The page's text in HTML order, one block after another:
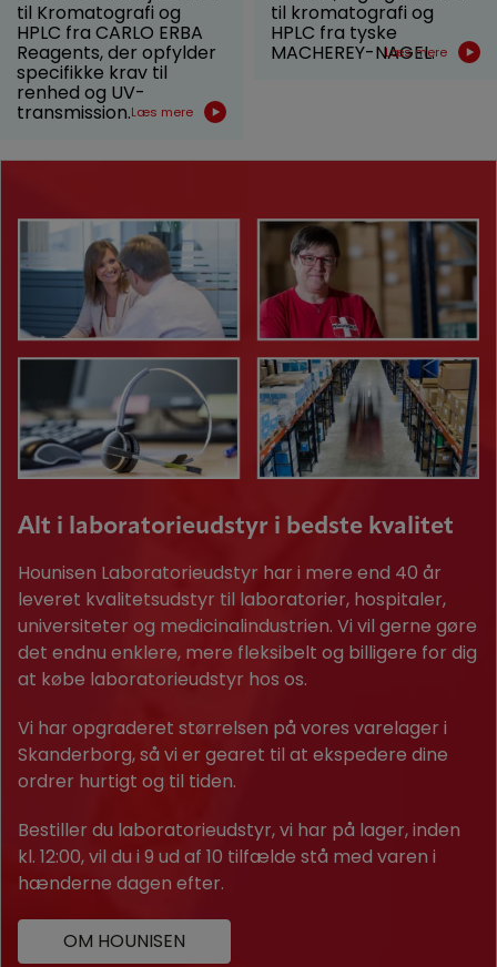
til Kromatografi og
HPLC fra CARLO ERBA
Reagents, der opfylder
specifikke krav til
renhed og UV-
transmission.Læs mere
til kromatografi og
HPLC fra tyske
MACHEREY-NAGEL.
Læs mere
Alt i laboratorieudstyr i bedste kvalitet
Hounisen Laboratorieudstyr har i mere end 40 år
leveret kvalitetsudstyr til laboratorier, hospitaler,
universiteter og medicinalindustrien. Vi vil gerne gøre
det endnu enklere, mere fleksibelt og billigere for dig
at købe laboratorieudstyr hos os.
Vi har opgraderet størrelsen på vores varelager i
Skanderborg, så vi er gearet til at ekspedere dine
ordrer hurtigt og til tiden.
Bestiller du laboratorieudstyr, vi har på lager, inden
kl. 12:00, vil du i 9 ud af 10 tilfælde stå med varen i
hænderne dagen efter.
OM HOUNISEN